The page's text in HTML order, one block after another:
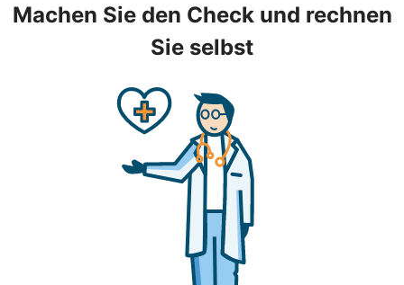
Machen Sie den Check und rechnen
Sie selbst